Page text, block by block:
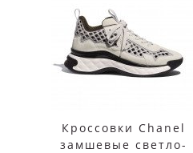
Кроссовки Chanel
замшевые светло-